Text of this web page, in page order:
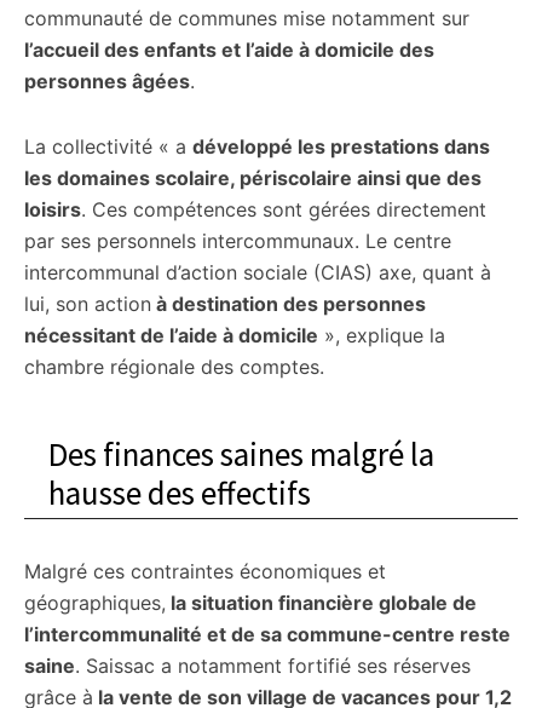
communauté de communes mise notamment sur
l’accueil des enfants et l’aide à domicile des
personnes âgées.
La collectivité « a développé les prestations dans
les domaines scolaire, périscolaire ainsi que des
loisirs. Ces compétences sont gérées directement
par ses personnels intercommunaux. Le centre
intercommunal d’action sociale (CIAS) axe, quant à
lui, son action à destination des personnes
nécessitant de l’aide à domicile », explique la
chambre régionale des comptes.
Des finances saines malgré la
hausse des effectifs
Malgré ces contraintes économiques et
géographiques, la situation financière globale de
l’intercommunalité et de sa commune-centre reste
saine. Saissac a notamment fortifié ses réserves
grâce à la vente de son village de vacances pour 1,2